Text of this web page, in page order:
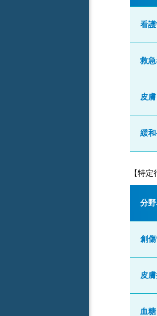
看
救
皮
緩
【特定
分野
創
皮
血